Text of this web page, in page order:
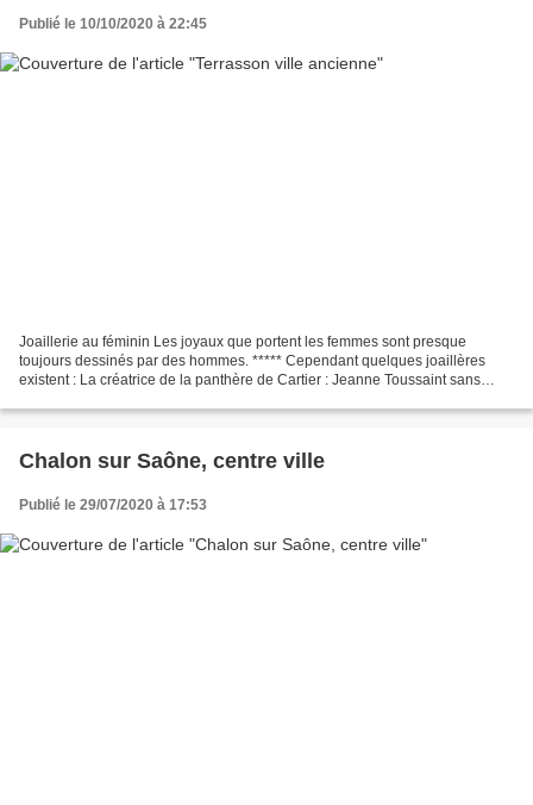
Publié le 10/10/2020 à 22:45
Joaillerie au féminin Les joyaux que portent les femmes sont presque
toujours dessinés par des hommes. ***** Cependant quelques joaillères
existent : La créatrice de la panthère de Cartier : Jeanne Toussaint sans
Chalon sur Saône, centre ville
Publié le 29/07/2020 à 17:53